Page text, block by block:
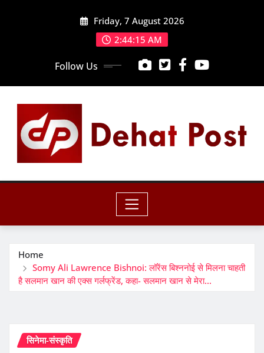
Friday, 7 August 2026
2:44:16 AM
Follow Us
Home
Somy Ali Lawrence Bishnoi: लॉरेंस बिश्ननोई से मिलना चाहती
है सलमान खान की एक्स गर्लफ्रेंड, कहा- सलमान खान से मेरा…
सिनेमा-संस्कृति